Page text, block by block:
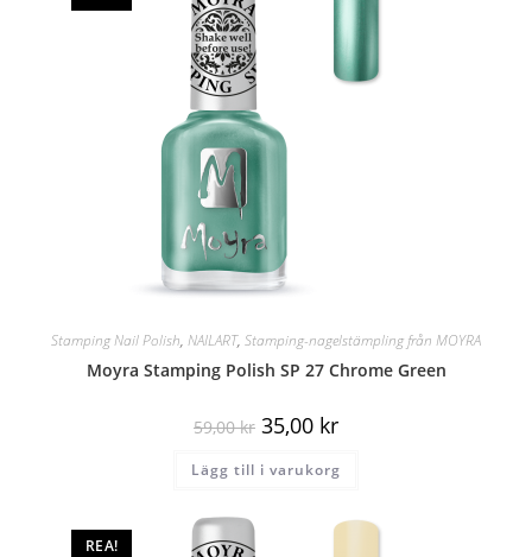
Stamping Nail Polish, NAILART, Stamping-nagelstämpling från MOYRA
Moyra Stamping Polish SP 27 Chrome Green
59,00kr 35,00 kr
Lägg till i varukorg
REA!